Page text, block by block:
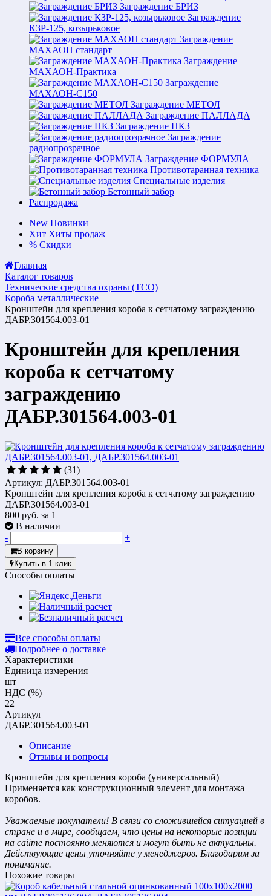
Заграждение БРИЗ
Заграждение
КЗР-125, козырьковое
Заграждение
МАХАОН стандарт
Заграждение
МАХАОН-Практика
Заграждение
МАХАОН-С150
Заграждение МЕТОЛ
Заграждение ПАЛЛАДА
Заграждение ПКЗ
Заграждение
радиопрозрачное
Заграждение ФОРМУЛА
Противотаранная техника
Специальные изделия
Бетонный забор
Распродажа
New Новинки
Хит Хиты продаж
% Скидки
Главная
Каталог товаров
Технические средства охраны (ТСО)
Короба металлические
Кронштейн для крепления короба к сетчатому заграждению
ДАБР.301564.003-01
Кронштейн для крепления
короба к сетчатому
заграждению
ДАБР.301564.003-01
(31)
Артикул: ДАБР.301564.003-01
Кронштейн для крепления короба к сетчатому заграждению
ДАБР.301564.003-01
800 руб. за 1
В наличии
-
+
В корзину
Купить в 1 клик
Способы оплаты
Все способы оплаты
Подробнее о доставке
Характеристики
Единица измерения
шт
НДС (%)
22
Артикул
ДАБР.301564.003-01
Описание
Отзывы и вопросы
Кронштейн для крепления короба (универсальный)
Применяется как конструкционный элемент для монтажа
коробов.
Уважаемые покупатели! В связи со сложившейся ситуацией в
стране и в мире, сообщаем, что цены на некоторые позиции
на сайте постоянно меняются и могут быть не актуальны.
Действующие цены уточняйте у менеджеров. Благодарим за
понимание.
Похожие товары